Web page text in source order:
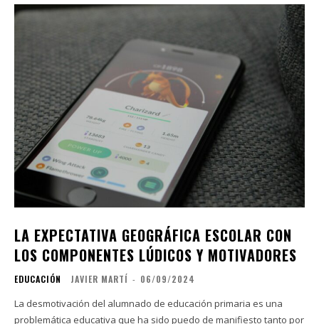
LA EXPECTATIVA GEOGRÁFICA ESCOLAR CON
LOS COMPONENTES LÚDICOS Y MOTIVADORES
EDUCACIÓN JAVIER MARTÍ - 06/09/2024
La desmotivación del alumnado de educación primaria es una
problemática educativa que ha sido puedo de manifiesto tanto por